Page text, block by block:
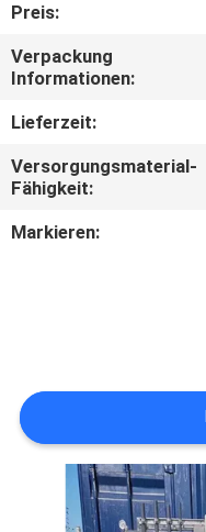
TRETEN
SIE
MIT
UNS
IN
VERBINDUNG
SIE EIN
ZITAT
SITEMAP
Preis:
Verpackung
Informationen:
Lieferzeit:
Versorgungsmaterial-
Fähigkeit:
Markieren: